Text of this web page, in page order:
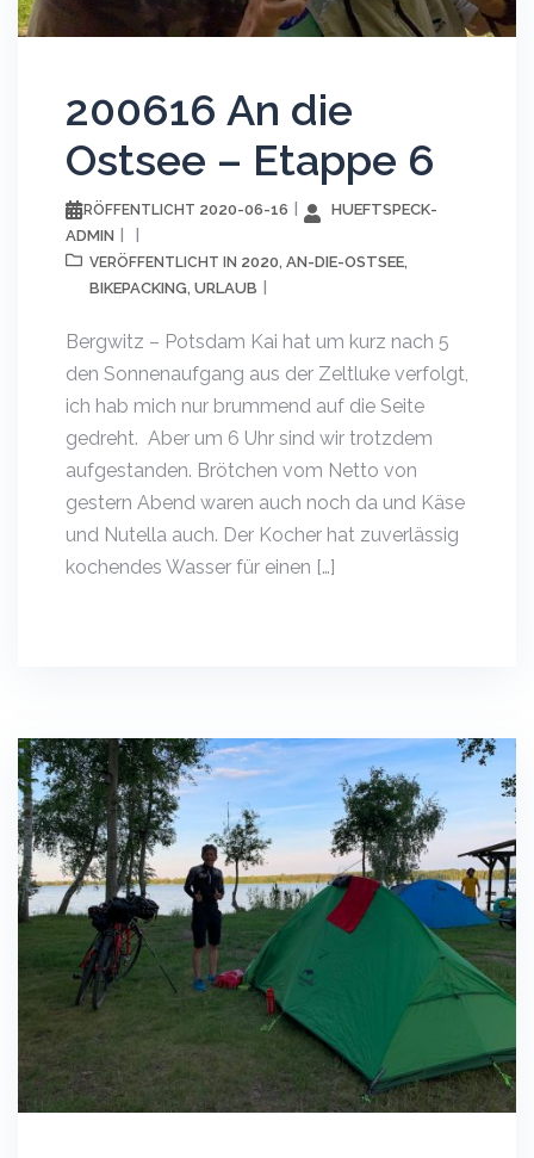
200616 An die
Ostsee – Etappe 6
VERÖFFENTLICHT 2020-06-16
HUEFTSPECK-
ADMIN
VERÖFFENTLICHT IN 2020, AN-DIE-OSTSEE,
BIKEPACKING, URLAUB
Bergwitz – Potsdam Kai hat um kurz nach 5
den Sonnenaufgang aus der Zeltluke verfolgt,
ich hab mich nur brummend auf die Seite
gedreht. Aber um 6 Uhr sind wir trotzdem
aufgestanden. Brötchen vom Netto von
gestern Abend waren auch noch da und Käse
und Nutella auch. Der Kocher hat zuverlässig
kochendes Wasser für einen […]